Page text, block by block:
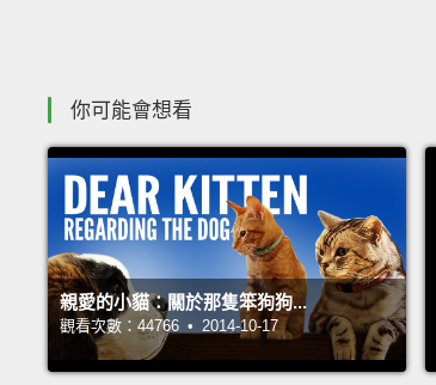
你可能會想看
親愛的小貓：關於那隻笨狗狗...
觀看次數：44766 • 2014-10-17